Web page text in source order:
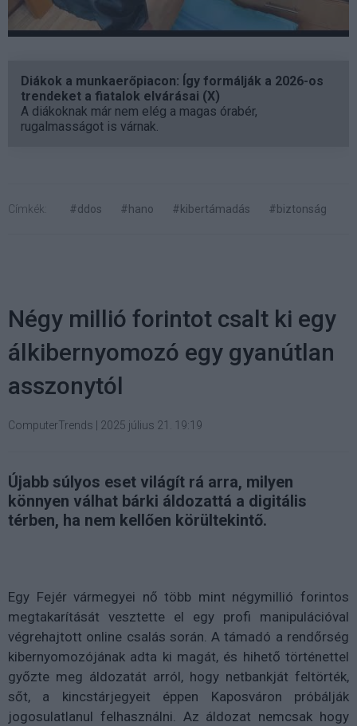
Diákok a munkaerőpiacon: Így formálják a 2026-os
trendeket a fiatalok elvárásai (X)
A diákoknak már nem elég a magas órabér,
rugalmasságot is várnak.
Címkék: #ddos #hano #kibertámadás #biztonság
Négy millió forintot csalt ki egy
álkibernyomozó egy gyanútlan
asszonytól
ComputerTrends 2025 július 21. 19:19
Újabb súlyos eset világít rá arra, milyen
könnyen válhat bárki áldozattá a digitális
térben, ha nem kellően körültekintő.
Egy Fejér vármegyei nő több mint négymillió forintos
megtakarítását vesztette el egy profi manipulációval
végrehajtott online csalás során. A támadó a rendőrség
kibernyomozójának adta ki magát, és hihető történettel
győzte meg áldozatát arról, hogy netbankját feltörték,
sőt, a kincstárjegyeit éppen Kaposváron próbálják
jogosulatlanul felhasználni. Az áldozat nemcsak hogy